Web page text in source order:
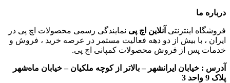
درباره ما
فروشگاه اینترنتی آنلاین اچ پی نمایندگی رسمی محصولات اچ پی در
ایران ، با بیش از دو دهه فعالیت مستمر در عرصه خرید ، فروش و
خدمات پس از فروش محصولات کمپانی اچ پی.
آدرس : خیابان ایرانشهر – بالاتر از کوچه ملکیان – خیابان ماه‌شهر
پلاک 9 واحد 3